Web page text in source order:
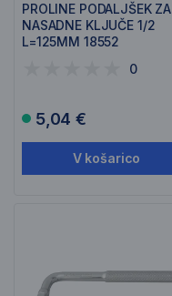
PROLINE PODALJŠEK ZA
NASADNE KLJUČE 1/2
L=125MM 18552
0
5,04 €
V košarico